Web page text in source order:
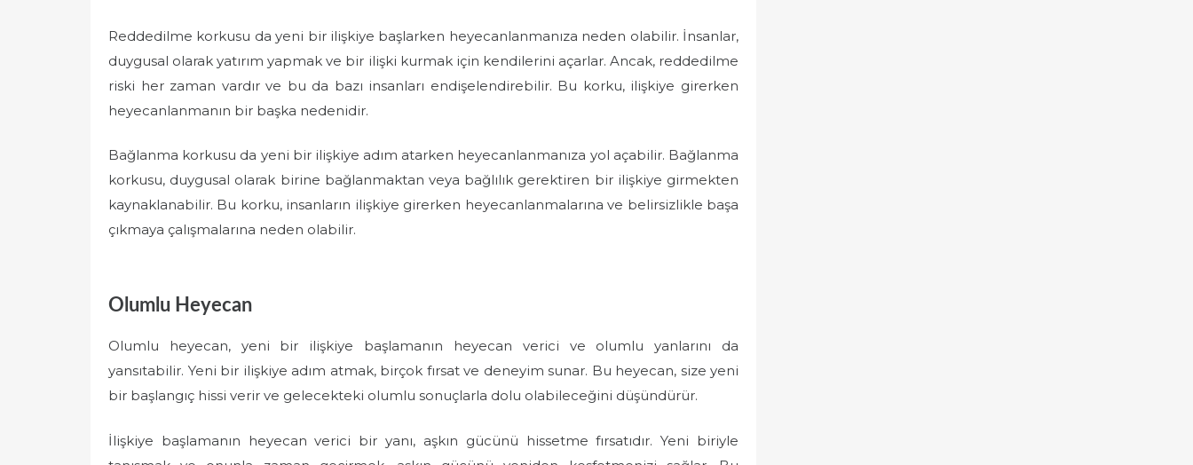
Reddedilme korkusu da yeni bir ilişkiye başlarken heyecanlanmanıza neden olabilir. İnsanlar,
duygusal olarak yatırım yapmak ve bir ilişki kurmak için kendilerini açarlar. Ancak, reddedilme
riski her zaman vardır ve bu da bazı insanları endişelendirebilir. Bu korku, ilişkiye girerken
heyecanlanmanın bir başka nedenidir.
Bağlanma korkusu da yeni bir ilişkiye adım atarken heyecanlanmanıza yol açabilir. Bağlanma
korkusu, duygusal olarak birine bağlanmaktan veya bağlılık gerektiren bir ilişkiye girmekten
kaynaklanabilir. Bu korku, insanların ilişkiye girerken heyecanlanmalarına ve belirsizlikle başa
çıkmaya çalışmalarına neden olabilir.
Olumlu Heyecan
Olumlu heyecan, yeni bir ilişkiye başlamanın heyecan verici ve olumlu yanlarını da
yansıtabilir. Yeni bir ilişkiye adım atmak, birçok fırsat ve deneyim sunar. Bu heyecan, size yeni
bir başlangıç hissi verir ve gelecekteki olumlu sonuçlarla dolu olabileceğini düşündürür.
İlişkiye başlamanın heyecan verici bir yanı, aşkın gücünü hissetme fırsatıdır. Yeni biriyle